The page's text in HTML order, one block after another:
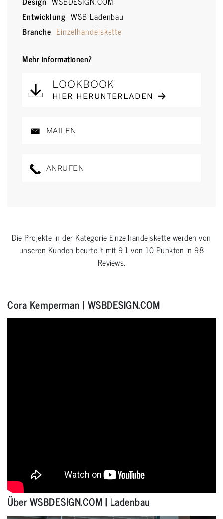
Entwicklung WSB Ladenbau
Branche Einzelhandelskette
Mehr informationen?
LOOKBOOK
HIER HERUNTERLADEN
MAILEN
ANRUFEN
Die Projekte in der Kategorie Einzelhandelskettewerden von
unseren Kunden beurteilt mit9.1 von 10 Punkten in98
Reviews.
Cora Kemperman | WSBDESIGN.COM
Über WSBDESIGN.COM | Ladenbau